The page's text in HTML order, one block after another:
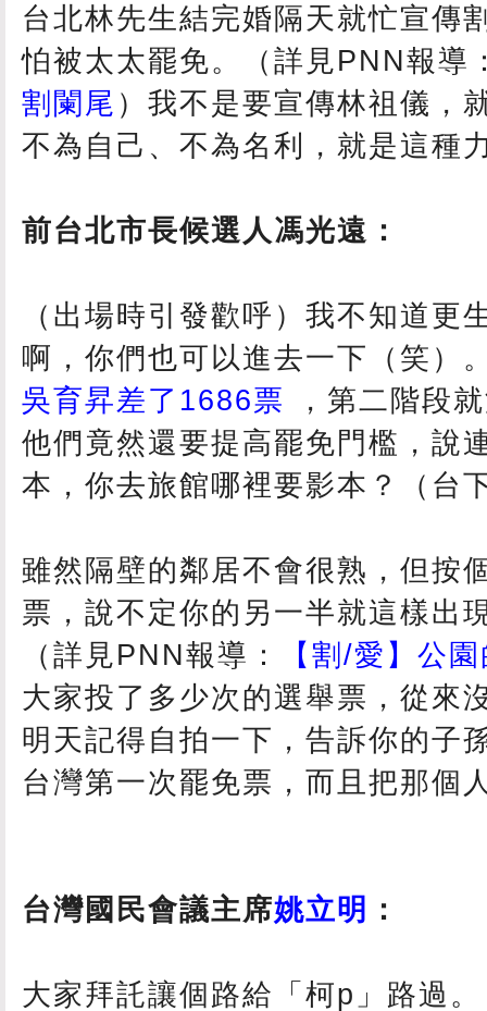
台北林先生結完婚隔天就忙宣傳
怕被太太罷免。（詳見PNN報導
割闌尾 ）我不是要宣傳林祖儀，
不為自己、不為名利，就是這種
前台北市長候選人馮光遠：
（出場時引發歡呼）我不知道更
啊，你們也可以進去一下（笑）
吳育昇差了1686票
，第二階段
他們竟然還要提高罷免門檻，說
本，你去旅館哪裡要影本？（台
雖然隔壁的鄰居不會很熟，但按
票，說不定你的另一半就這樣出
（詳見PNN報導：
【割/愛】公
大家投了多少次的選舉票，從來
明天記得自拍一下，告訴你的子
台灣第一次罷免票，而且把那個
台灣國民會議主席姚立明 ：
大家拜託讓個路給「柯p」路過